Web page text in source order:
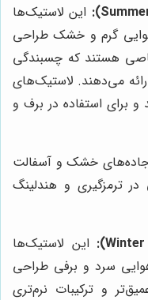
این لاستیک‌ها
گرم و خشک طراحی
هستند که چسبندگی
می‌دهند. لاستیک‌های
و برای استفاده در برف و
جاده‌های خشک و آسفالت
ترمزگیری و هندلینگ
این لاستیک‌ها
سرد و برفی طراحی
و ترکیبات نرم‌تری